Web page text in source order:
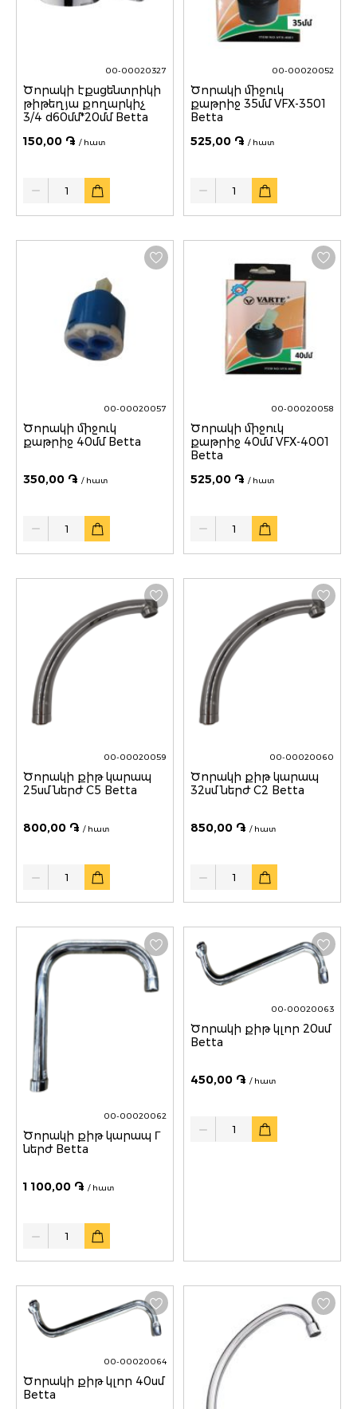
00-00020327
Ծորակի էքսցենտրիկի
թիթեղյա քողարկիչ
3/4 d60մմ*20մմ Betta
150,00 ֏ / հատ
Quantity
00-00020052
Ծորակի միջուկ
քաթրիջ 35մմ VFX-3501
Betta
525,00 ֏ / հատ
Quantity
00-00020057
Ծորակի միջուկ
քաթրիջ 40մմ Betta
350,00 ֏ / հատ
Quantity
00-00020058
Ծորակի միջուկ
քաթրիջ 40մմ VFX-4001
Betta
525,00 ֏ / հատ
Quantity
00-00020059
Ծորակի քիթ կարապ
25սմ ներժ C5 Betta
800,00 ֏ / հատ
00-00020060
Ծորակի քիթ կարապ
32սմ ներժ C2 Betta
850,00 ֏ / հատ
00-00020062
Ծորակի քիթ կարապ Г
ներժ Betta
1 100,00 ֏ / հատ
00-00020063
Ծորակի քիթ կլոր 20սմ
Betta
450,00 ֏ / հատ
00-00020064
Ծորակի քիթ կլոր 40սմ
Betta